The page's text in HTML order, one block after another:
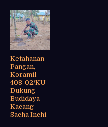
Ketahanan
Pangan,
Koramil
408-02/KU
Dukung
Budidaya
Kacang
Sacha Inchi